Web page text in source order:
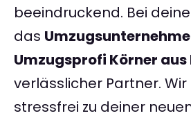
beeindruckend. Bei
das
Umzugsprofi Körner aus
verlässlicher Partner.
stressfrei zu deiner